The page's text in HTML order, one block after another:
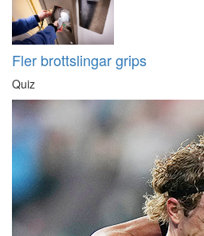
Fler brottslingar grips
Quiz